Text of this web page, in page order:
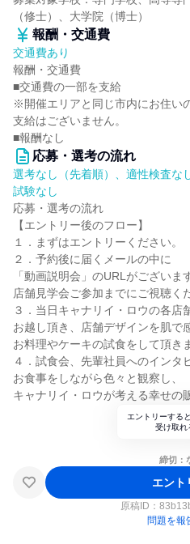
（修士）、大学院（博士）
報酬・交通費
交通費あり
報酬・交通費
■交通費の一部を支給
※開催エリアと同じ市内にお住い
支給はございません。
■報酬なし
応募・選考の流れ
選考なし（先着順）、適性検査な
試験なし
応募・選考の流れ
【エントリー後のフロー】
１．まずはエントリーください。
２．予約後に届くメールの中に
「動画説明会」のURLがございま
店舗見学会ご参加までにご視聴く
３．当日キャナリイ・ロウの各店
お越し頂き、店舗デザインを肌で
お料理やケーキの試食をして頂き
４．試食会、先輩社員へのインタ
お食事をしながら色々と観察し、
キャナリイ・ロウが考える幸せの
エントリーする
受け取れ
締切：
エント
原稿ID：
問題を報